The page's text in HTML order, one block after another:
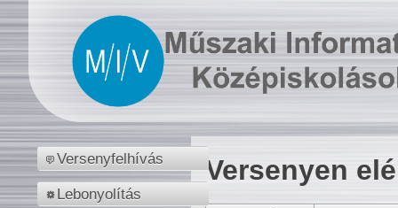
Versenyfelhívás
Lebonyolítás
Versenyen